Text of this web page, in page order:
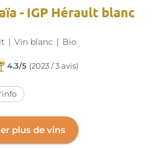
- IGP Hérault blanc
| Vin blanc | Bio
4.3/5 (2023 / 3 avis)
plus de vins